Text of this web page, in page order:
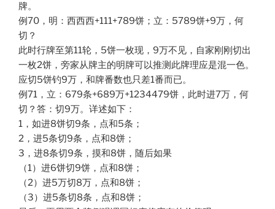
牌。
例70，明：西西西+111+789饼；立：5789饼+9万，何
切？
此时行牌至第11轮，5饼一枚现，9万不见，自家刚刚切出
一枚2饼，旁家从牌主的明牌可以推测此牌理应是混一色。
应切5饼钓9万，和牌番数也只差1番而已。
例71，立：679条+689万+1234479饼，此时进7万，何
切？答：切9万。详述如下：
1，如进8饼切9条，点和5条；
2，进5条切9条，点和8饼；
3，进8条切9条，摸和8饼，随后如果
（1）进6饼切9饼，点和8饼；
（2）进5万切8万，点和8饼；
（3）进5条切8条，点和8饼；